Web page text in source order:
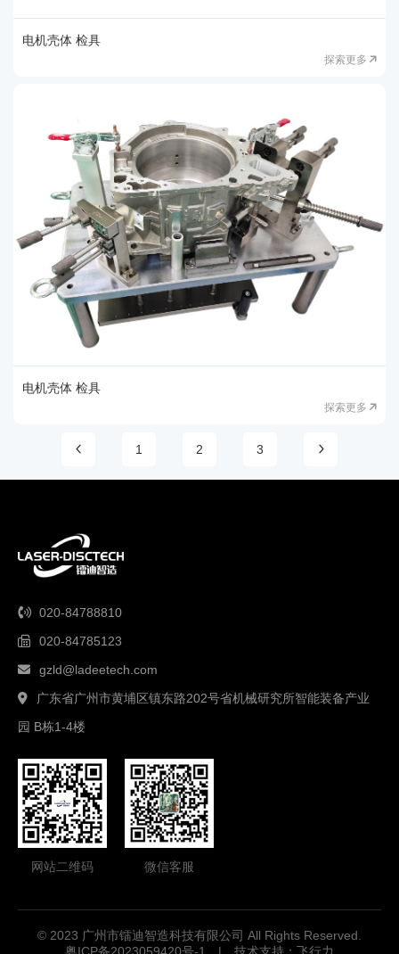
电机壳体 检具
探索更多
电机壳体 检具
探索更多
1 2 3
020-84788810
020-84785123
gzld@ladeetech.com
广东省广州市黄埔区镇东路202号省机械研究所智能装备产业
园 B栋1-4楼
网站二维码 微信客服
© 2023 广州市镭迪智造科技有限公司 All Rights Reserved.
粤ICP备2023059420号-1
| 技术支持：飞行力